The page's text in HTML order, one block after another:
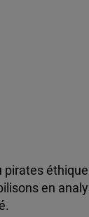
pirates
en